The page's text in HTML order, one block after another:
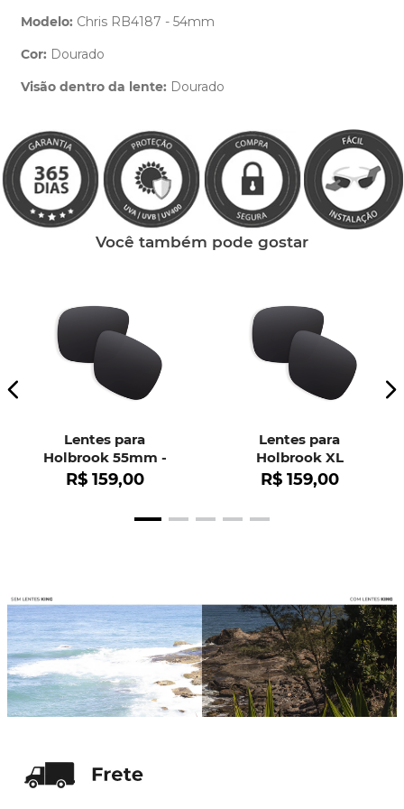
Modelo: Chris RB4187 - 54mm
Cor: Dourado
Visão dentro da lente: Dourado
Você também pode gostar
Lentes para
Holbrook 55mm -
OO9102
R$ 159,00
Lentes para
Holbrook XL
R$ 159,00